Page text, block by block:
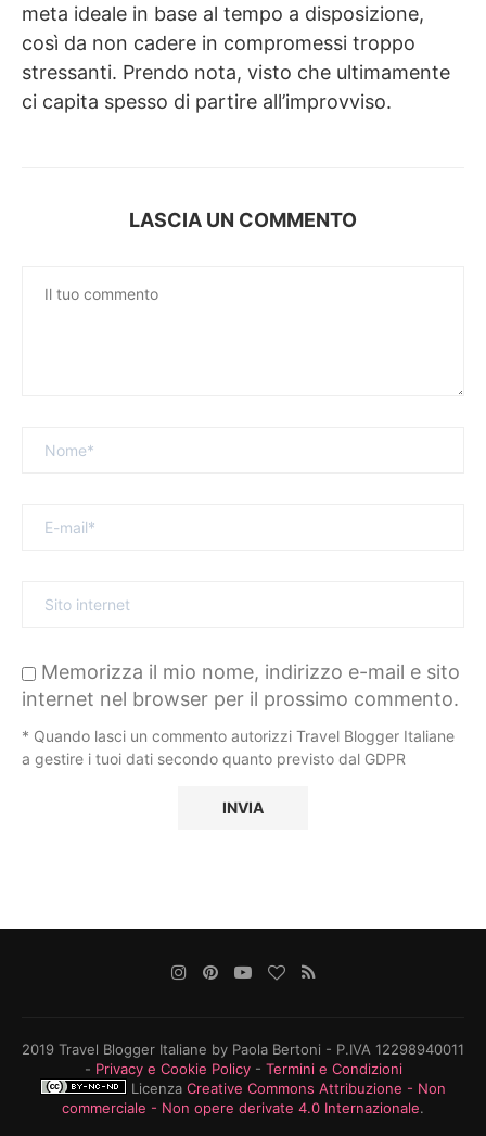
meta ideale in base al tempo a disposizione,
così da non cadere in compromessi troppo
stressanti. Prendo nota, visto che ultimamente
ci capita spesso di partire all’improvviso.
LASCIA UN COMMENTO
Memorizza il mio nome, indirizzo e-mail e sito
internet nel browser per il prossimo commento.
* Quando lasci un commento autorizzi Travel Blogger Italiane
a gestire i tuoi dati secondo quanto previsto dal GDPR
2019 Travel Blogger Italiane by Paola Bertoni - P.IVA 12298940011
- Privacy e Cookie Policy- Termini e Condizioni
Licenza Creative Commons Attribuzione - Non
commerciale - Non opere derivate 4.0 Internazionale.